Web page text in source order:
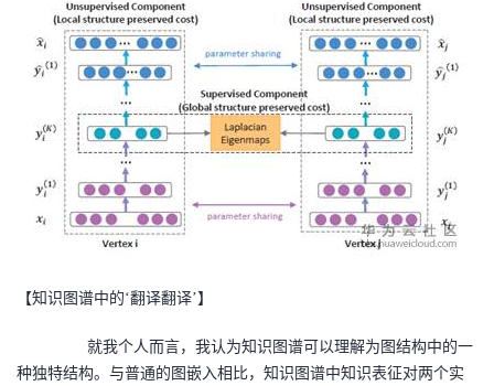
【知识图谱中的‘翻译翻译’】
就我个人而言，我认为知识图谱可以理解为图结构中的一
种独特结构。与普通的图嵌入相比，知识图谱中知识表征对两个实